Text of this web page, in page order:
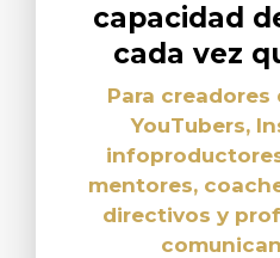
capacidad
cada vez
Para
YouTubers,
mentores,
directivos y